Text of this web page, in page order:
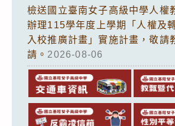
檢送國立臺南女子高級中學人權
辦理115學年度上學期「人權及
入校推廣計畫」實施計畫，敬請
請。 2026-08-06